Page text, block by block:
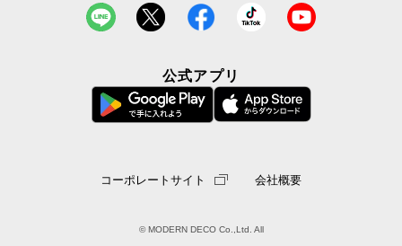
公式アプリ
コーポレートサイト 会社概要
© MODERN DECO Co.,Ltd. All